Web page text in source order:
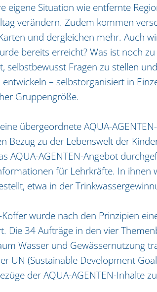
eigene Situation wie entfernte
verändern. Zudem kommen
und dergleichen mehr. Auch
bereits erreicht? Was ist noch
selbstbewusst Fragen zu stellen
– selbstorganisiert in
Gruppengröße.
übergeordnete AQUA-
Bezug zu der Lebenswelt der
AQUA-AGENTEN-Angebot
für Lehrkräfte. In ihnen
etwa in der
Koffer wurde nach den Prinzipien
Die 34 Aufträge in den vier
Wasser und Gewässernutzung
UN (Sustainable Development
der AQUA-AGENTEN-Inhalte